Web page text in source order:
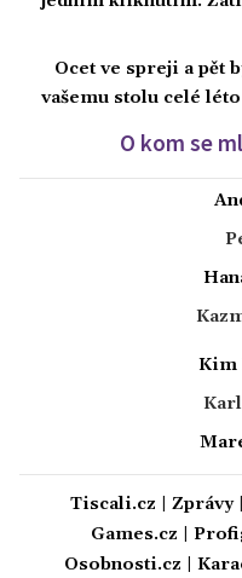
Ocet ve spreji a pět
vašemu stolu celé
O kom se
Kim
Tiscali.cz Zprávy|
Games.cz
Osobnosti.cz